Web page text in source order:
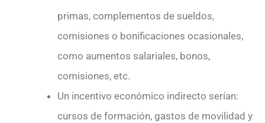
primas, complementos de sueldos,
comisiones o bonificaciones ocasionales,
como aumentos salariales, bonos,
comisiones, etc.
Un incentivo económico indirecto serían:
cursos de formación, gastos de movilidad y